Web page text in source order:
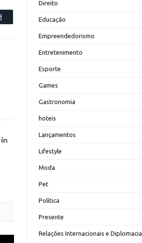
Email
LinkedIn
Direito
Educação
Empreendedorismo
Entretenimento
Esporte
Games
Gastronomia
hoteis
Lançamentos
Lifestyle
Moda
Pet
Política
Presente
Relações Internacionais e Diplomacia